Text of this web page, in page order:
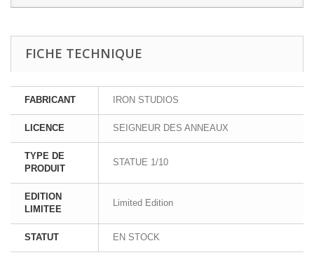
FICHE TECHNIQUE
FABRICANT IRON STUDIOS
LICENCE SEIGNEUR DES ANNEAUX
TYPE DE
PRODUIT
STATUE 1/10
EDITION
LIMITEE
Limited Edition
STATUT EN STOCK